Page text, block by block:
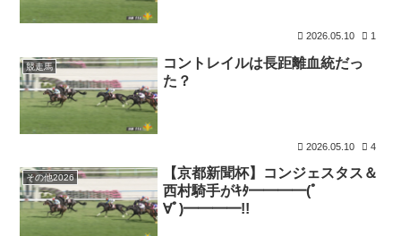
2026.05.10 1
競走馬
コントレイルは長距離血統だっ
た？
2026.05.10 4
その他2026
【京都新聞杯】コンジェスタス＆
西村騎手がｷﾀ━━━━(ﾟ
∀ﾟ)━━━━!!